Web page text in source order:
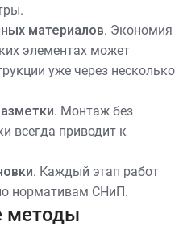
материалов. Экономия
элементах может
уже через несколько
Монтаж без
всегда приводит к
Каждый этап работ
нормативам СНиП.
методы